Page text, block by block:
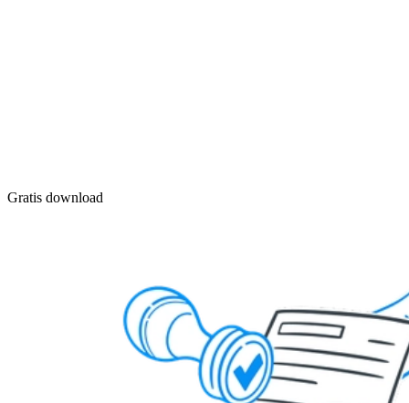
Gratis download